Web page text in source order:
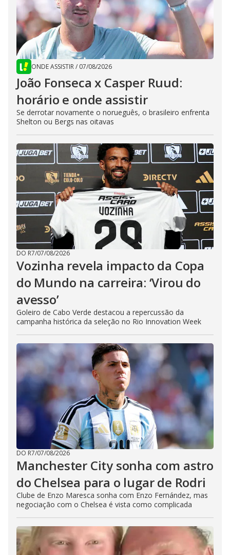
ONDE ASSISTIR/ 07/08/2026
João Fonseca x Casper Ruud:
horário e onde assistir
Se derrotar novamente o norueguês, o brasileiro enfrenta
Shelton ou Bergs nas oitavas
DO R7/07/08/2026
Vozinha revela impacto da Copa
do Mundo na carreira: ‘Virou do
avesso’
Goleiro de Cabo Verde destacou a repercussão da
campanha histórica da seleção no Rio Innovation Week
DO R7/07/08/2026
Manchester City sonha com astro
do Chelsea para o lugar de Rodri
Clube de Enzo Maresca sonha com Enzo Fernández, mas
negociação com o Chelsea é vista como complicada